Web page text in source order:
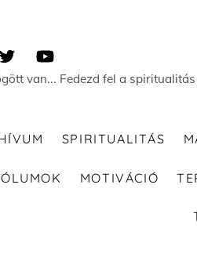
van... Fedezd fel a
SPIRITUALITÁS
MOTIVÁCIÓ